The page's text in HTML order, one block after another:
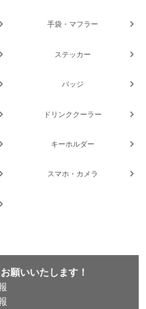
手袋・マフラー
ステッカー
バッジ
ドリンククーラー
キーホルダー
スマホ・カメラ
願いいたします！